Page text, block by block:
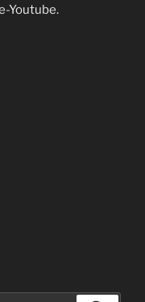
Youtube.